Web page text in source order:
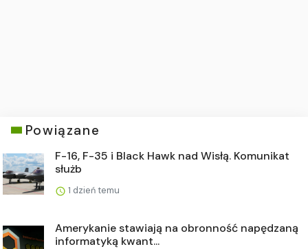
Powiązane
F-16, F-35 i Black Hawk nad Wisłą. Komunikat
służb
1 dzień temu
Amerykanie stawiają na obronność napędzaną
informatyką kwant...